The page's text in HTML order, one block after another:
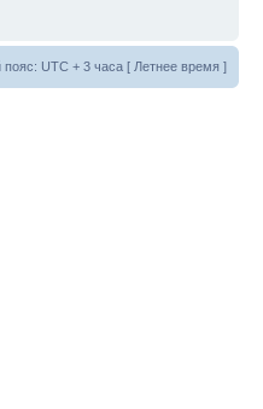
пояс: UTC + 3 часа [ Летнее время ]